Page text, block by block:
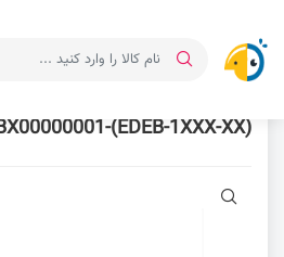
(EDEB-1XXX-XX)